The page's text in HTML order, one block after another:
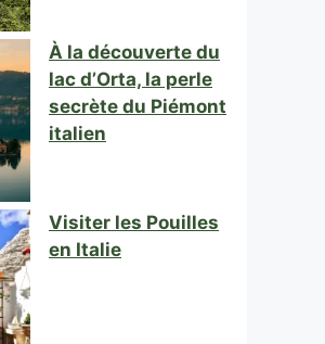
À la découverte du
lac d’Orta, la perle
secrète du Piémont
italien
Visiter les Pouilles
en Italie